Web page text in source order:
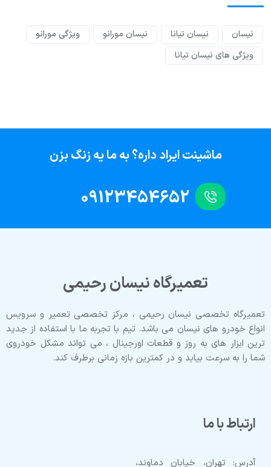
نیسان نیسان تیانا نیسان مورانو
ویژگی مورانو
ویژگی های نیسان تیانا
ماشینت ایراد داره؟ به ما یه زنگ بزن
09123454652
تعمیرگاه نیسان رحیمی
تعمیرگاه تخصصی نیسان رحیمی ، مرکز تخصصی تعمیر و سرویس
انواع خودرو های نیسان می باشد. تیم با تجربه ما با استفاده از جدید
ترین ابزار های به روز و قطعات اورجینال ، می تواند مشکل خودروی
شما را به سرعت بیابد و در کمترین بازه زمانی برطرف کند.
ارتباط با ما
آدرس: تهران، خیابان دماوند،